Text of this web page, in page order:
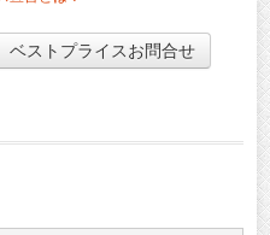
ベストプライスお問合せ